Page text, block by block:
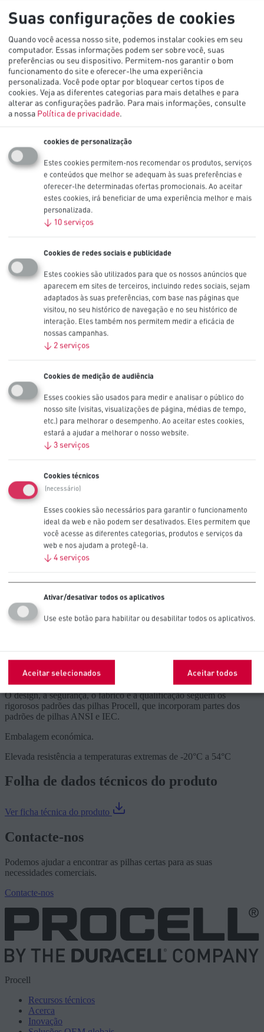
Produtos
Recursos técnicos
Inovação
OEM
Contacto
Pilhas de lítio Procell High
Power CR123, 3V
As pilhas industriais Procell High Power Lítio CR123 foram
concebidas para fornecer energia fiável e segura em dispositivos
profissionais com alto consumo e sob utilização intermitente ou
contínua, tais como equipamentos de segurança.
Outras tamanhos
CR2,
CR123
Capacidade nominal (mAh)
1550 mAh
CR17345
Recomendado para aparelhos
profissionais de baixo consumo energético
Fechaduras de porta
Sensores
baixa.
O design, a segurança, o fabrico e a qualificação seguem os
rigorosos padrões das pilhas Procell, que incorporam partes dos
padrões de pilhas ANSI e IEC.
Embalagem económica.
Elevada resistência a temperaturas extremas de -20°C a 54°C
Folha de dados técnicos do produto
Ver ficha técnica do produto
Contacte-nos
Podemos ajudar a encontrar as pilhas certas para as suas
necessidades comerciais.
Contacte-nos
Procell
Recursos técnicos
Acerca
Inovação
Suas configurações de cookies
Quando você acessa nosso site, podemos instalar cookies em seu
computador. Essas informações podem ser sobre você, suas
preferências ou seu dispositivo. Permitem-nos garantir o bom
funcionamento do site e oferecer-lhe uma experiência
personalizada. Você pode optar por bloquear certos tipos de
cookies. Veja as diferentes categorias para mais detalhes e para
alterar as configurações padrão. Para mais informações, consulte
a nossa Política de privacidade.
cookies de personalização
Estes cookies permitem-nos recomendar os produtos, serviços
e conteúdos que melhor se adequam às suas preferências e
oferecer-lhe determinadas ofertas promocionais. Ao aceitar
estes cookies, irá beneficiar de uma experiência melhor e mais
personalizada.
↓ 10 serviços
Cookies de redes sociais e publicidade
Estes cookies são utilizados para que os nossos anúncios que
aparecem em sites de terceiros, incluindo redes sociais, sejam
adaptados às suas preferências, com base nas páginas que
visitou, no seu histórico de navegação e no seu histórico de
interação. Eles também nos permitem medir a eficácia de
nossas campanhas.
↓ 2 serviços
Cookies de medição de audiência
Esses cookies são usados ​​para medir e analisar o público do
nosso site (visitas, visualizações de página, médias de tempo,
etc.) para melhorar o desempenho. Ao aceitar estes cookies,
estará a ajudar a melhorar o nosso website.
↓ 3 serviços
Cookies técnicos
(necessário)
Esses cookies são necessários para garantir o funcionamento
ideal da web e não podem ser desativados. Eles permitem que
você acesse as diferentes categorias, produtos e serviços da
web e nos ajudam a protegê-la.
↓ 4 serviços
Ativar/desativar todos os aplicativos
Use este botão para habilitar ou desabilitar todos os aplicativos.
Aceitar selecionados Aceitar todos